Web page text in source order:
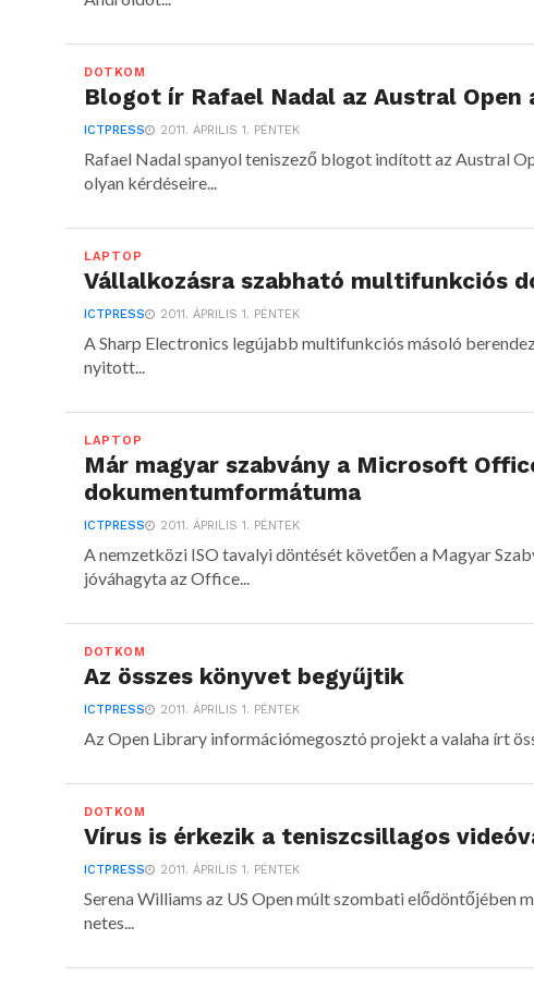
DOTKOM
Blogot ír Rafael Nadal az Austral Open
ICTPRESS 2011. ÁPRILIS 1. PÉNTEK
Rafael Nadal spanyol teniszező blogot indított az Austral
olyan kérdéseire...
LAPTOP
Vállalkozásra szabható multifunkciós
ICTPRESS 2011. ÁPRILIS 1. PÉNTEK
A Sharp Electronics legújabb multifunkciós másoló
nyitott...
LAPTOP
Már magyar szabvány a Microsoft
dokumentumformátuma
ICTPRESS 2011. ÁPRILIS 1. PÉNTEK
A nemzetközi ISO tavalyi döntését követően a Magyar
jóváhagyta az Office...
DOTKOM
Az összes könyvet begyűjtik
ICTPRESS 2011. ÁPRILIS 1. PÉNTEK
Az Open Library információmegosztó projekt a valaha írt
DOTKOM
Vírus is érkezik a teniszcsillagos
ICTPRESS 2011. ÁPRILIS 1. PÉNTEK
Serena Williams az US Open múlt szombati
netes...